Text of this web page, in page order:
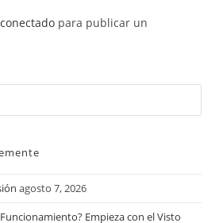
conectado para publicar un
agosto 7, 2026
Empieza con el Visto